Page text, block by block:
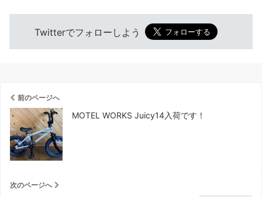
Twitterでフォローしよう
前のページへ
MOTEL WORKS Juicy14入荷です！
次のページへ